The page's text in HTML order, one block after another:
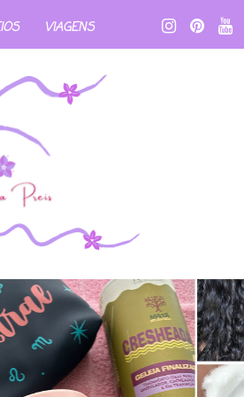
VIAGENS